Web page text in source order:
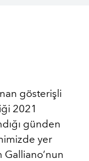
gösterişli
2021
günden
yer
Galliano’nun